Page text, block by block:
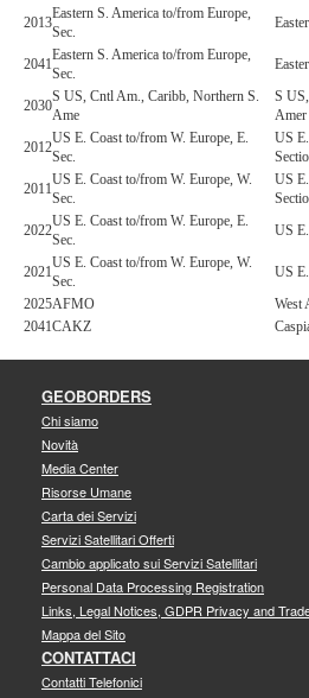
2013
Eastern S. America to/from Europe,
Sec.
2041
Eastern S. America to/from Europe,
Sec.
2030
S US, Cntl Am., Caribb, Northern S.
Ame
S
Amer
2012
US E. Coast to/from W. Europe, E.
Sec.
US
Sectio
2011
US E. Coast to/from W. Europe, W.
Sec.
US
2022
US E. Coast to/from W. Europe, E.
Sec.
US
2021
US E. Coast to/from W. Europe, W.
Sec.
US
2025AFMO
West
2041CAKZ
GEOBORDERS
Chi siamo
Novità
Media Center
Risorse Umane
Carta dei Servizi
Servizi Satellitari Offerti
Cambio applicato sui Servizi Satellitari
Personal Data Processing Registration
Links, Legal Notices, GDPR Privacy and
Mappa del Sito
CONTATTACI
Contatti Telefonici